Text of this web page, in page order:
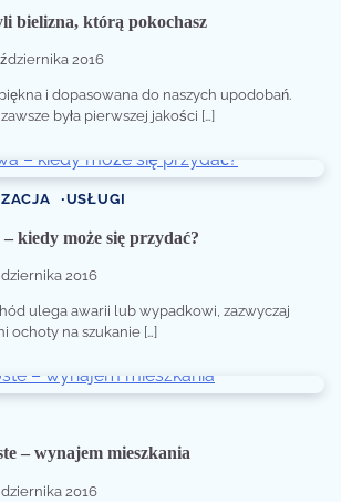
bielizna, którą pokochasz
2016
i dopasowana do naszych upodobań.
była pierwszej jakości […]
USŁUGI
kiedy może się przydać?
2016
ulega awarii lub wypadkowi, zazwyczaj
ochoty na szukanie […]
– wynajem mieszkania
2016